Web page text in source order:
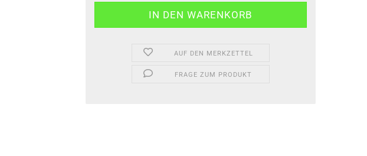
AUF DEN MERKZETTEL
FRAGE ZUM PRODUKT